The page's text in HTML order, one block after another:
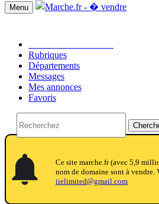
Menu
Rubriques
Départements
Messages
Mes annonces
Favoris
notifications
notifications
Ce site marche.fr (avec 5,9
nom de domaine sont à vendre.
iielimited@gmail.com